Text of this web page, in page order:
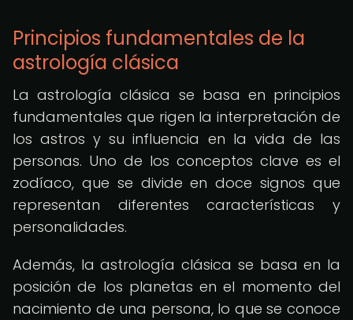
Principios fundamentales de la
astrología clásica
La astrología clásica se basa en principios
fundamentales que rigen la interpretación de
los astros y su influencia en la vida de las
personas. Uno de los conceptos clave es el
zodíaco, que se divide en doce signos que
representan diferentes características y
personalidades.
Además, la astrología clásica se basa en la
posición de los planetas en el momento del
nacimiento de una persona, lo que se conoce